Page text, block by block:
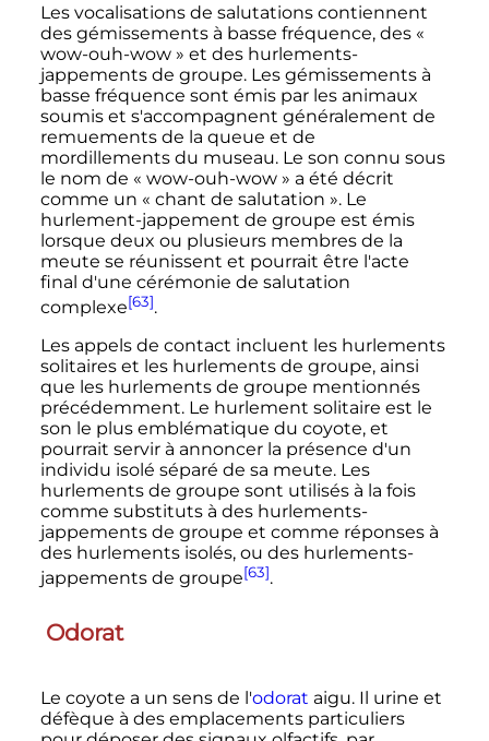
Les vocalisations de salutations contiennent
des gémissements à basse fréquence, des «
wow-ouh-wow » et des hurlements-
jappements de groupe. Les gémissements à
basse fréquence sont émis par les animaux
soumis et s'accompagnent généralement de
remuements de la queue et de
mordillements du museau. Le son connu sous
le nom de « wow-ouh-wow » a été décrit
comme un « chant de salutation ». Le
hurlement-jappement de groupe est émis
lorsque deux ou plusieurs membres de la
meute se réunissent et pourrait être l'acte
final d'une cérémonie de salutation
complexe[63].
Les appels de contact incluent les hurlements
solitaires et les hurlements de groupe, ainsi
que les hurlements de groupe mentionnés
précédemment. Le hurlement solitaire est le
son le plus emblématique du coyote, et
pourrait servir à annoncer la présence d'un
individu isolé séparé de sa meute. Les
hurlements de groupe sont utilisés à la fois
comme substituts à des hurlements-
jappements de groupe et comme réponses à
des hurlements isolés, ou des hurlements-
jappements de groupe[63].
Odorat
Le coyote a un sens de l'odorat aigu. Il urine et
défèque à des emplacements particuliers